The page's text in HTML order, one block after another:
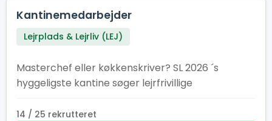
energi til resten af dagen. Kan du flere sprog?
Super! Fortæl os gerne hvilke, når du søger – så
ved vi, hvem vi skal sende af sted til internationale
motto er: ”Vi giver energien – I lever eventyret!”
Kantinemedarbejder
Lejrplads & Lejrliv (LEJ)
Masterchef eller køkkenskriver? SL 2026 ´s
hyggeligste kantine søger lejrfrivillige
14 / 25 rekrutteret